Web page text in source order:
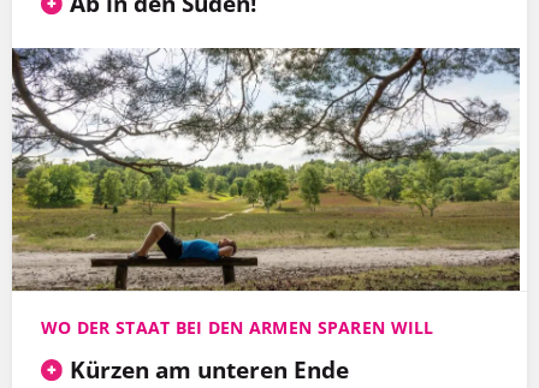
WO DER STAAT BEI DEN ARMEN SPAREN WILL
Kürzen am unteren Ende